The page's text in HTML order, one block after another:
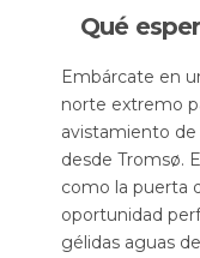
Qué
Embárcate en
norte extremo
avistamiento
desde Tromsø.
como la puerta
oportunidad
gélidas aguas